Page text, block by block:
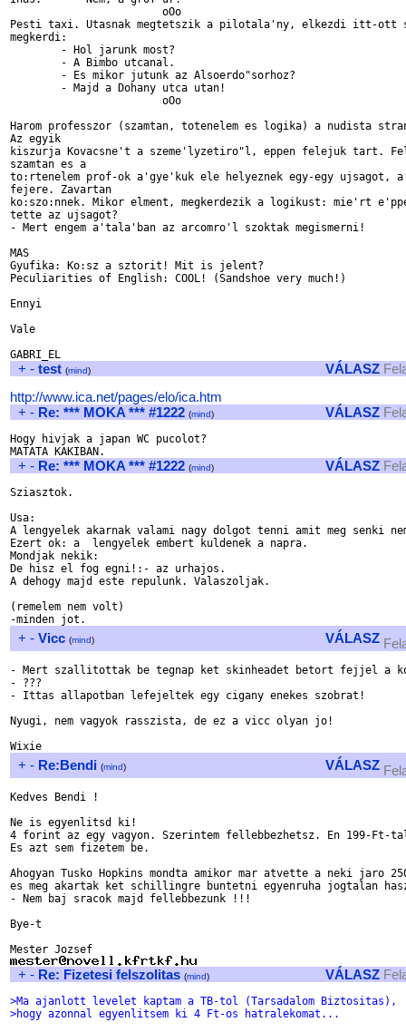
Pesti taxi. Utasnak megtetszik a pilotala'ny, elkezdi itt-ott
megkerdi:
Harom professzor (szamtan, totenelem es logika) a nudista
Az egyik
kiszurja Kovacsne't a szeme'lyzetiro"l, eppen felejuk tart.
szamtan es a
to:rtenelem prof-ok a'gye'kuk ele helyeznek egy-egy ujsagot,
fejere. Zavartan
ko:szo:nnek. Mikor elment, megkerdezik a logikust: mie'rt
tette az ujsagot?
- Mert engem a'tala'ban az arcomro'l szoktak megismerni!
MAS
Gyufika: Ko:sz a sztorit! Mit is jelent?
Peculiarities of English: COOL! (Sandshoe very much!)
Ennyi
Vale
+ - test (mind) VÁLASZ
http://www.ica.net/pages/elo/ica.htm
+ - Re: *** MOKA *** #1222 (mind) VÁLASZ
Hogy hivjak a japan WC pucolot?
+ - Re: *** MOKA *** #1222 (mind) VÁLASZ
Sziasztok.
Usa:
A lengyelek akarnak valami nagy dolgot tenni amit meg senki
Ezert ok: a  lengyelek embert kuldenek a napra.
Mondjak nekik:
De hisz el fog egni!:- az urhajos.
A dehogy majd este repulunk. Valaszoljak.
(remelem nem volt)
+ - Vicc (mind) VÁLASZ
- Mert szallitottak be tegnap ket skinheadet betort fejjel a
- ???
- Ittas allapotban lefejeltek egy cigany enekes szobrat!
Nyugi, nem vagyok rasszista, de ez a vicc olyan jo!
+ - Re:Bendi (mind) VÁLASZ
Kedves Bendi !
Ne is egyenlitsd ki!
4 forint az egy vagyon. Szerintem fellebbezhetsz. En 199-Ft-
Es azt sem fizetem be.
Ahogyan Tusko Hopkins mondta amikor mar atvette a neki jaro
es meg akartak ket schillingre buntetni egyenruha jogtalan
- Nem baj sracok majd fellebbezunk !!!
Bye-t
+ - Re: Fizetesi felszolitas (mind) VÁLASZ
>Ma ajanlott levelet kaptam a TB-tol (Tarsadalom Biztositas),
>hogy azonnal egyenlitsem ki 4 Ft-os hatralekomat...